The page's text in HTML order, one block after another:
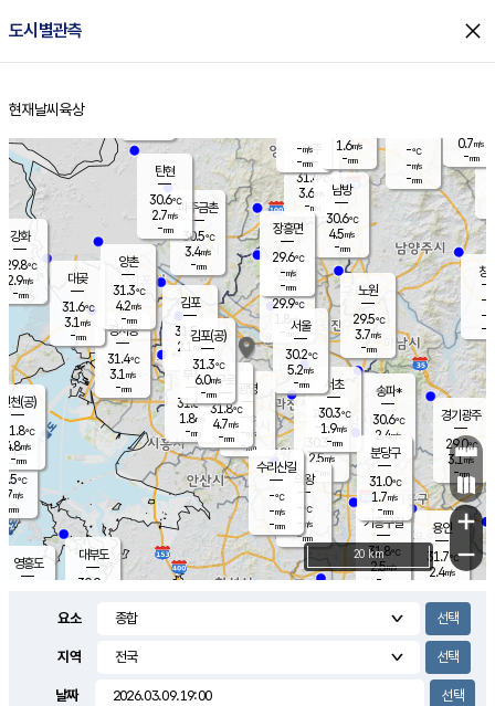
도시별관측 close
홈
현재날씨 육상
의도
℃
m/s
mm
영흥도
양주
31.4℃
3.6
-mm
과천
30.3℃
2.5m/s
- mm
용인
31.7℃
2.4m/s
경기광주
29.0℃
3.1m/s
-mm
3.4m/s
대부도
30.9
경서동
31.4℃
3.1 m/s
-mm
파주금촌
30.5℃
3.4m/s
-mm
-℃
-m/s
-mm
대곶
31.6℃
3.1 m/s
-mm
창
-
-m/
-
탄현
30.6℃
2.7m/s
-mm
0.7m/s
-mm
의왕
- ℃
-m/s
-mm
김포
31.5℃
2.1 m/s
mm
광명
- ℃
-m/s
-mm
부천
31.6℃
1.8m/s
-mm
양촌
31.3℃
4.2m/s
-mm
구로
31.8℃
4.7m/s
-mm
은평
29.9℃
1.8 m/s
- mm
노원
29.5℃
3.7m/s
-mm
송파*
30.6℃
2.4m/s
-mm
서초
30.3℃
1.9m/s
-mm
남방
30.6℃
4.5m/s
-mm
기흥구갈
31.8℃
2.5m/s
-
수리산길
-℃
-m/s
-mm
분당구
31.0℃
1.7m/s
-mm
장흥면
29.6℃
-m/s
-mm
-m/s
-mm
강화
29.8℃
2.9m/s
-mm
인천(공)
31.8℃
4.8m/s
-mm
김포(공)
31.3℃
6.0m/s
-mm
서울
30.2℃
5.2m/s
-mm
1.6m/s
-mm
+
−
20 km
요소
지역
날짜